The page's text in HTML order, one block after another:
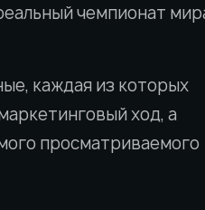
чемпионат
каждая из которых
ход, а
просматриваемого